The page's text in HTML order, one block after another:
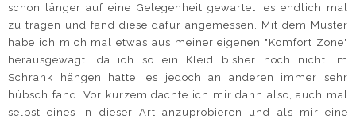
schon länger auf eine Gelegenheit gewartet, es endlich mal
zu tragen und fand diese dafür angemessen. Mit dem Muster
habe ich mich mal etwas aus meiner eigenen "Komfort Zone"
herausgewagt, da ich so ein Kleid bisher noch nicht im
Schrank hängen hatte, es jedoch an anderen immer sehr
hübsch fand. Vor kurzem dachte ich mir dann also, auch mal
selbst eines in dieser Art anzuprobieren und als mir eine